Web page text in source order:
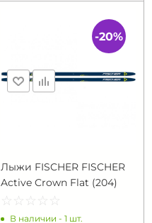
Лыжи FISCHER FISCHER
Active Crown Flat (204)
☆ ☆ ☆ ☆ ☆
★ ★ ★ ★ ★
В наличии - 1 шт.
-20%